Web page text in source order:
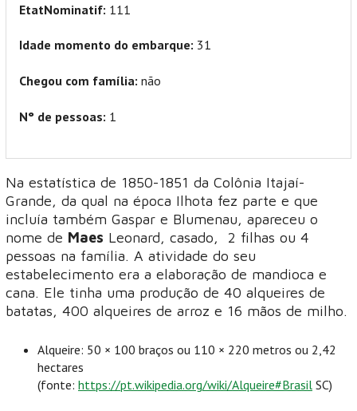
EtatNominatif: 111
Idade momento do embarque: 31
Chegou com família: não
N° de pessoas: 1
Na estatística de 1850-1851 da Colônia Itajaí-
Grande, da qual na época Ilhota fez parte e que
incluía também Gaspar e Blumenau, apareceu o
nome de Maes Leonard, casado, 2 filhas ou 4
pessoas na família. A atividade do seu
estabelecimento era a elaboração de mandioca e
cana. Ele tinha uma produção de 40 alqueires de
batatas, 400 alqueires de arroz e 16 mãos de milho.
Alqueire: 50 × 100 braços ou 110 × 220 metros ou 2,42
hectares
(fonte: https://pt.wikipedia.org/wiki/Alqueire#Brasil SC)